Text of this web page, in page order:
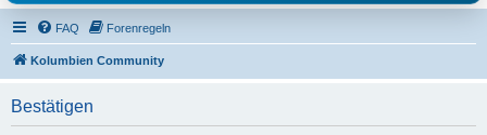
FAQ Forenregeln
Kolumbien Community
Bestätigen